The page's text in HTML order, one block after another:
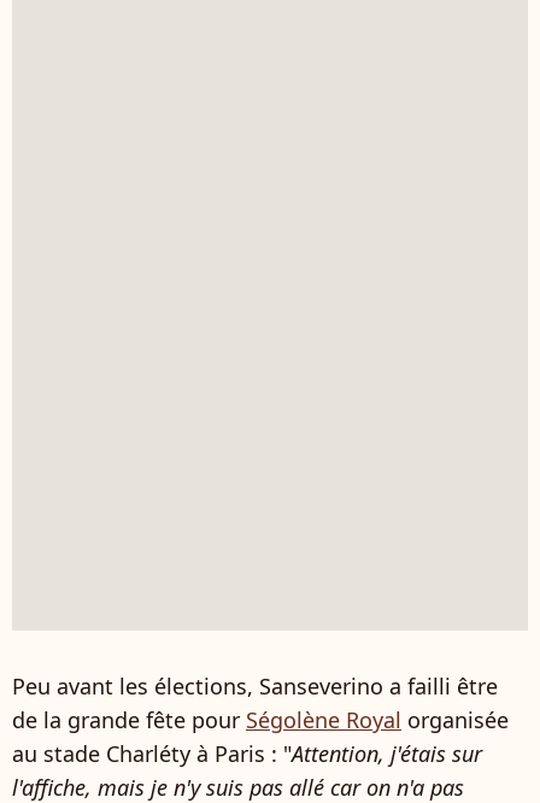
Peu avant les élections, Sanseverino a failli être
de la grande fête pour Ségolène Royal organisée
au stade Charléty à Paris : "Attention, j'étais sur
l'affiche, mais je n'y suis pas allé car on n'a pas